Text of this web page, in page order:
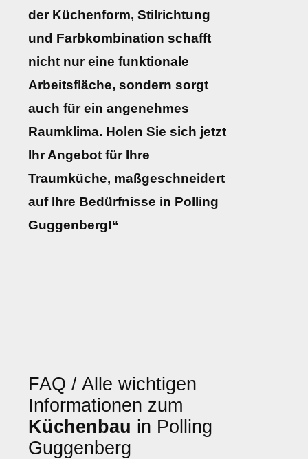
der Küchenform, Stilrichtung
und Farbkombination schafft
nicht nur eine funktionale
Arbeitsfläche, sondern sorgt
auch für ein angenehmes
Raumklima. Holen Sie sich jetzt
Ihr Angebot für Ihre
Traumküche, maßgeschneidert
auf Ihre Bedürfnisse in Polling
Guggenberg!“
FAQ / Alle wichtigen
Informationen zum
Küchenbau in Polling
Guggenberg